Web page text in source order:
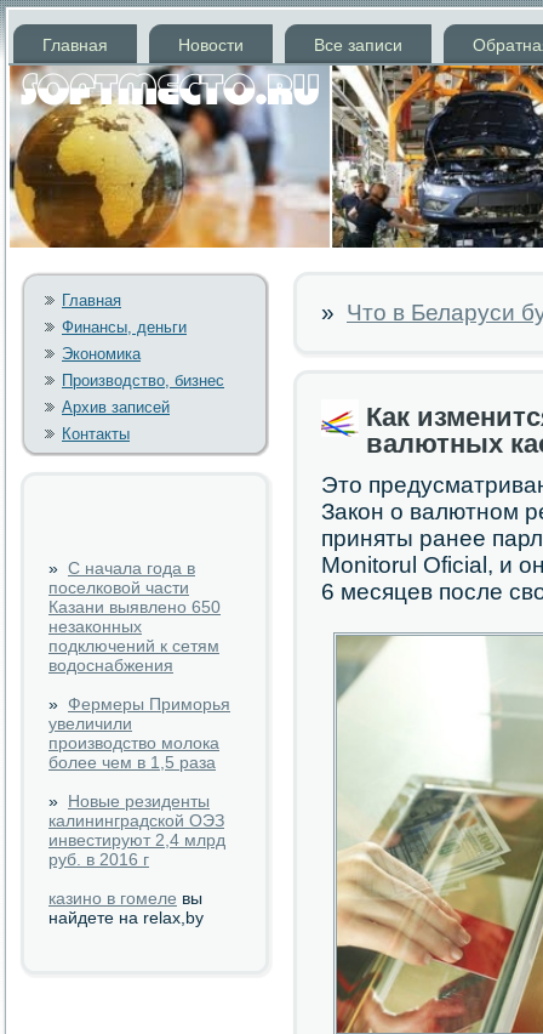
Главная Новости Все записи
Главная
Финансы, деньги
Экономика
Производство, бизнес
Архив записей
Контакты
» С начала года в
поселковой части
Казани выявлено 650
незаконных
подключений к сетям
водоснабжения
» Фермеры Приморья
увеличили
производство молока
более чем в 1,5 раза
» Новые резиденты
калининградской ОЭЗ
инвестируют 2,4 млрд
руб. в 2016 г
казино в гомеле вы
найдете на relax,by
» Что в Беларуси
Как
валютных
Это
Закон о валютном
приняты ранее
Monitorul Oficial, и
6 месяцев после